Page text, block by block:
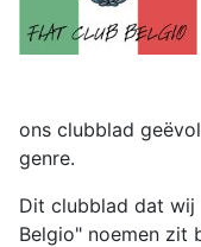
ons clubblad
genre.
Dit clubblad dat wij
Belgio" noemen zit